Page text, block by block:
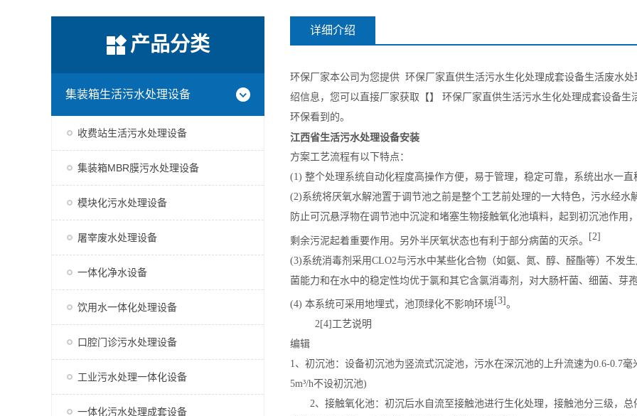
产品分类
集装箱生活污水处理设备
收费站生活污水处理设备
集装箱MBR膜污水处理设备
模块化污水处理设备
屠宰废水处理设备
一体化净水设备
饮用水一体化处理设备
口腔门诊污水处理设备
工业污水处理一体化设备
一体化污水处理成套设备
详细介绍
环保厂家本公司为您提供 环保厂家直供生活污水生化处理成套设备生活废水处
绍信息，您可以直接厂家获取【】 环保厂家直供生活污水生化处理成套设备生
环保看到的。
江西省生活污水处理设备安装
方案工艺流程有以下特点：
(1) 整个处理系统自动化程度高操作方便，易于管理，稳定可靠，系统出水一
(2)系统将厌氧水解池置于调节池之前是整个工艺前处理的一大特色，污水经
防止可沉悬浮物在调节池中沉淀和堵塞生物接触氧化池填料，起到初沉池作
剩余污泥起着重要作用。另外半厌氧状态也有利于部分病菌的灭杀。 [2]
(3)系统消毒剂采用CLO2与污水中某些化合物（如氨、氮、醇、醛酯等）不发
菌能力和在水中的稳定性均优于氯和其它含氯消毒剂，对大肠杆菌、细菌、芽
(4) 本系统可采用地埋式，池顶绿化不影响环境[3]。
2[4] 工艺说明
编辑
1、初沉池：设备初沉池为竖流式沉淀池，污水在深沉池的上升流速为0.6-0.7
5m³/h不设初沉池)
2、接触氧化池：初沉后水自流至接触池进行生化处理，接触池分三级，总